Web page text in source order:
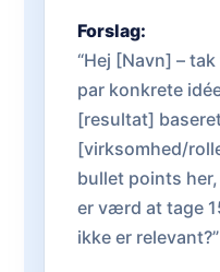
Forslag:
“Hej [Navn] –
par konkrete
[resultat]
[virksomhed/
bullet points
er værd at tage
ikke er relevant?”